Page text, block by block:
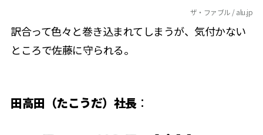
ザ・ファブル / alu.jp
訳合って色々と巻き込まれてしまうが、気付かない
ところで佐藤に守られる。
田高田（たこうだ）社長：